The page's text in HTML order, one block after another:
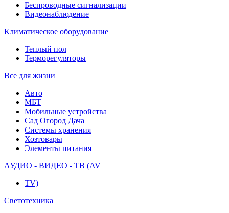
Беспроводные сигнализации
Видеонаблюдение
Климатическое оборудование
Теплый пол
Терморегуляторы
Все для жизни
Авто
МБТ
Мобильные устройства
Сад Огород Дача
Системы хранения
Хозтовары
Элементы питания
АУДИО - ВИДЕО - ТВ (AV
TV)
Светотехника